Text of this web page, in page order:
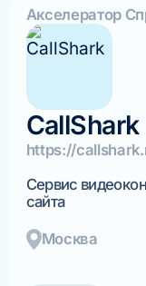
Акселератор
CallShark
https://
Сервис
сайта
Москва